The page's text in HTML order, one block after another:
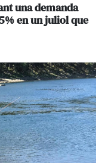
una demanda
en un juliol que